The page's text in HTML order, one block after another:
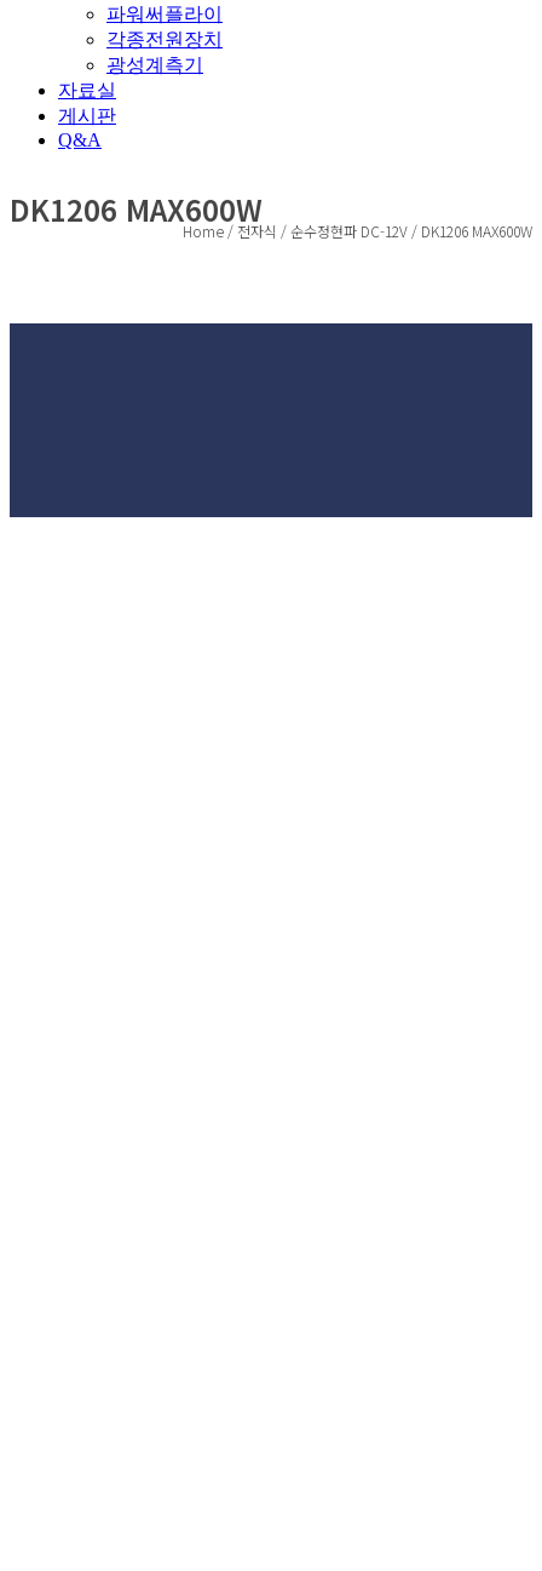
파워써플라이
각종전원장치
광성계측기
자료실
게시판
Q&A
DK1206 MAX600W
Home / 전자식 / 순수정현파 DC-12V / DK1206 MAX600W